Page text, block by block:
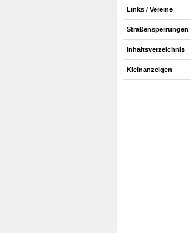
Links / Vereine
Straßensperrungen
Inhaltsverzeichnis
Kleinanzeigen